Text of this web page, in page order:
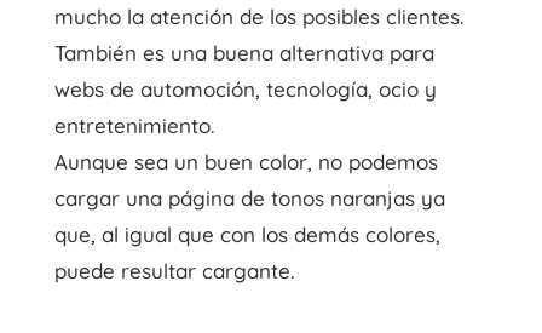
mucho la atención de los posibles clientes.
También es una buena alternativa para
webs de automoción, tecnología, ocio y
entretenimiento.
Aunque sea un buen color, no podemos
cargar una página de tonos naranjas ya
que, al igual que con los demás colores,
puede resultar cargante.